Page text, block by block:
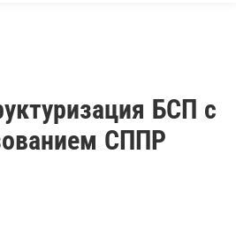
БСП с
СППР